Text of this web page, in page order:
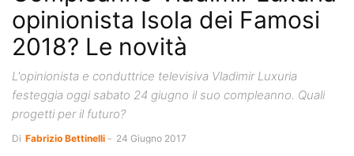
opinionista Isola dei Famosi
2018? Le novità
L'opinionista e conduttrice televisiva Vladimir Luxuria
festeggia oggi sabato 24 giugno il suo compleanno. Quali
progetti per il futuro?
Di Fabrizio Bettinelli - 24 Giugno 2017